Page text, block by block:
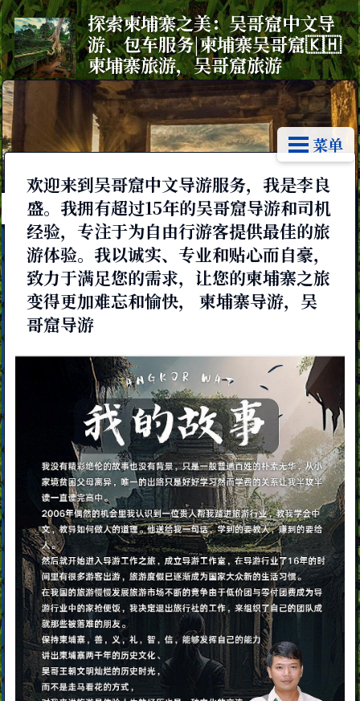
探索柬埔寨之美：吴哥窟中文导
游、包车服务|柬埔寨吴哥窟🇰🇭
柬埔寨旅游，吴哥窟旅游
菜单
欢迎来到吴哥窟中文导游服务，我是李良
盛。我拥有超过15年的吴哥窟导游和司机
经验，专注于为自由行游客提供最佳的旅
游体验。我以诚实、专业和贴心而自豪，
致力于满足您的需求，让您的柬埔寨之旅
变得更加难忘和愉快， 柬埔寨导游，吴
哥窟导游